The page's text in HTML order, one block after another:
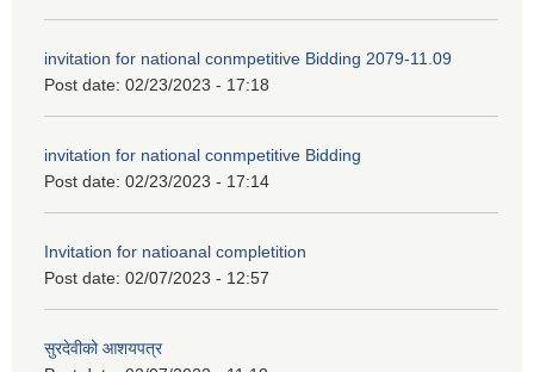
invitation for national conmpetitive Bidding 2079-11.09
Post date: 02/23/2023 - 17:18
invitation for national conmpetitive Bidding
Post date: 02/23/2023 - 17:14
Invitation for natioanal completition
Post date: 02/07/2023 - 12:57
सुरदेवीको आशयपत्र